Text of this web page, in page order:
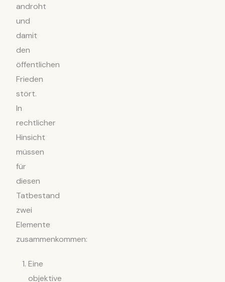
androht
und
damit
den
öffentlichen
Frieden
stört.
In
rechtlicher
Hinsicht
müssen
für
diesen
Tatbestand
zwei
Elemente
zusammenkommen:
Eine
objektive